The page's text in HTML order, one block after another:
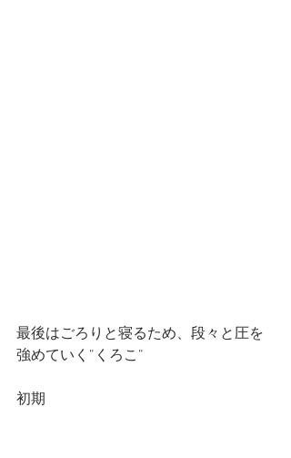
最後はごろりと寝るため、段々と圧を
強めていく”くろこ”
初期